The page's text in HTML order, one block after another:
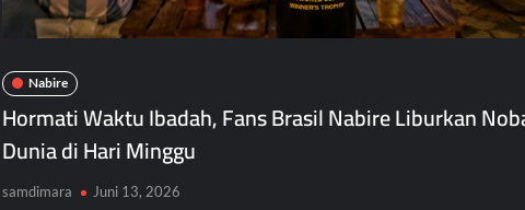
Nabire
Hormati Waktu Ibadah, Fans Brasil Nabire Liburkan
Dunia di Hari Minggu
samdimara Juni 13, 2026